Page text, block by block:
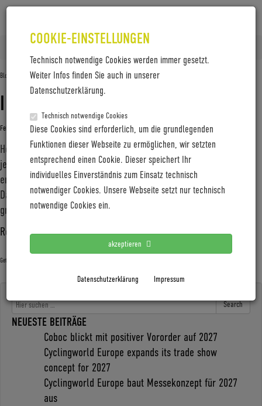
COOKIE-EINSTELLUNGEN
Technisch notwendige Cookies werden immer gesetzt.
Weiter Infos finden Sie auch in unserer
Datenschutzerklärung.
Technisch notwendige Cookies
Diese Cookies sind erforderlich, um die grundlegenden
Funktionen dieser Webseite zu ermöglichen, wir setzten
entsprechend einen Cookie. Dieser speichert Ihr
individuelles Einverständnis zum Einsatz technisch
notwendiger Cookies. Unsere Webseite setzt nur technisch
notwendige Cookies ein.
akzeptieren
Datenschutzerklärung Impressum
Posts tagged 'Turino'
Blog-Archive
I WANT TO BREAK FREE
Februar 15, 2019 Gabi Jung— No Comments
Helden der Großstadt aufgemerkt: Wer mit einem E-Bike auch
jenseits des Asphalts neue Wege und die schnellste Route
erkunden will, dem sei das neue Coboc TEN Torino empfohlen.
Dank breiter Schwalbe G-One Speed Bereifung fegt der silent-
grüne Gravel-Renner schimmernd über
Read more ›
Getagged mit:
Search
NEUESTE BEITRÄGE
Coboc blickt mit positiver Vororder auf 2027
Cyclingworld Europe expands its trade show
concept for 2027
Cyclingworld Europe baut Messekonzept für 2027
aus